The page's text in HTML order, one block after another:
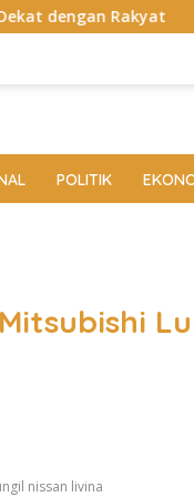
OJK Gandeng
POLITIK
nissan livina